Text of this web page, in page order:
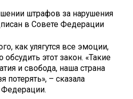
штрафов за нарушения
в Совете Федерации
как улягутся все эмоции,
этот закон. «Такие
и свобода, наша страна
потерять», – сказала
Федерации.